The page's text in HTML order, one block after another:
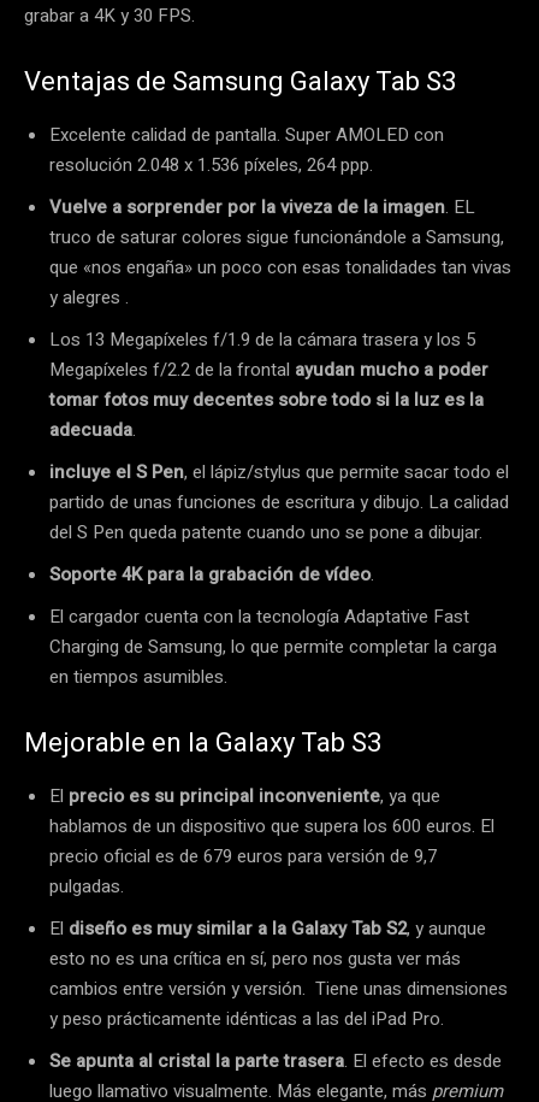
grabar a 4K y 30 FPS.
Ventajas de Samsung Galaxy Tab S3
Excelente calidad de pantalla. Super AMOLED con
resolución 2.048 x 1.536 píxeles, 264 ppp.
Vuelve a sorprender por la viveza de la imagen. EL
truco de saturar colores sigue funcionándole a Samsung,
que «nos engaña» un poco con esas tonalidades tan vivas
y alegres .
Los 13 Megapíxeles f/1.9 de la cámara trasera y los 5
Megapíxeles f/2.2 de la frontal ayudan mucho a poder
tomar fotos muy decentes sobre todo si la luz es la
adecuada.
incluye el S Pen, el lápiz/stylus que permite sacar todo el
partido de unas funciones de escritura y dibujo. La calidad
del S Pen queda patente cuando uno se pone a dibujar.
Soporte 4K para la grabación de vídeo.
El cargador cuenta con la tecnología Adaptative Fast
Charging de Samsung, lo que permite completar la carga
en tiempos asumibles.
Mejorable en la Galaxy Tab S3
El precio es su principal inconveniente, ya que
hablamos de un dispositivo que supera los 600 euros. El
precio oficial es de 679 euros para versión de 9,7
pulgadas.
El diseño es muy similar a la Galaxy Tab S2, y aunque
esto no es una crítica en sí, pero nos gusta ver más
cambios entre versión y versión. Tiene unas dimensiones
y peso prácticamente idénticas a las del iPad Pro.
Se apunta al cristal la parte trasera. El efecto es desde
luego llamativo visualmente. Más elegante, más premium